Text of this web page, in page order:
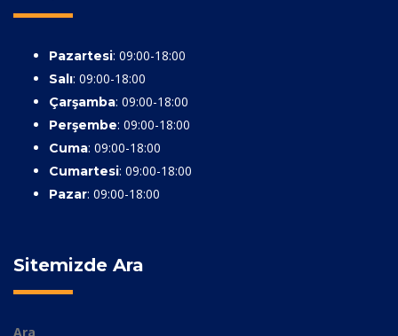
Pazartesi: 09:00-18:00
Salı: 09:00-18:00
Çarşamba: 09:00-18:00
Perşembe: 09:00-18:00
Cuma: 09:00-18:00
Cumartesi: 09:00-18:00
Pazar: 09:00-18:00
Sitemizde Ara
Ara